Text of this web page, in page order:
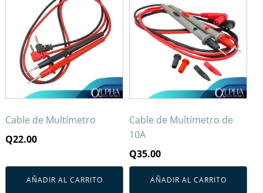
Cable de Multímetro
Q22.00
AÑADIR AL CARRITO
Cable de Multímetro de
10A
Q35.00
AÑADIR AL CARRITO